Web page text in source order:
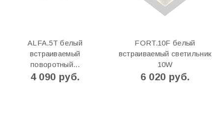
ALFA.5T белый
встраиваемый
поворотный...
4 090 руб.
FORT.10F белый
встраиваемый светильник
10W
6 020 руб.